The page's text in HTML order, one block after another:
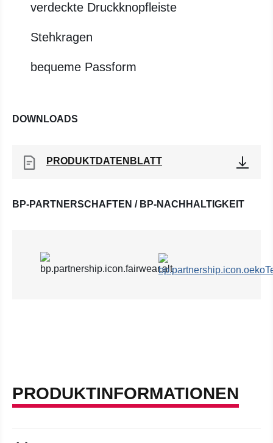
verdeckte Druckknopfleiste
Stehkragen
bequeme Passform
DOWNLOADS
PRODUKTDATENBLATT
BP-PARTNERSCHAFTEN / BP-NACHHALTIGKEIT
PRODUKTINFORMATIONEN